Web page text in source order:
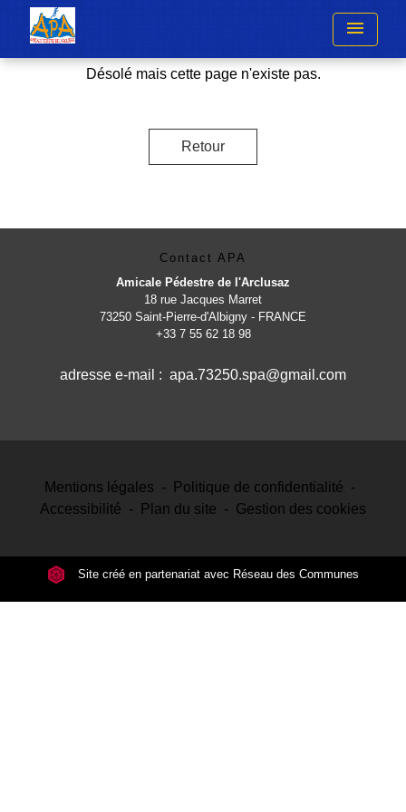
menu
Désolé mais cette page n'existe pas.
Retour
Contact APA
Amicale Pédestre de l'Arclusaz
18 rue Jacques Marret
73250 Saint-Pierre-d'Albigny - FRANCE
+33 7 55 62 18 98
adresse e-mail : apa.73250.spa@gmail.com
Mentions légales - Politique de confidentialité -
Accessibilité - Plan du site - Gestion des cookies
Site créé en partenariat avec Réseau des Communes